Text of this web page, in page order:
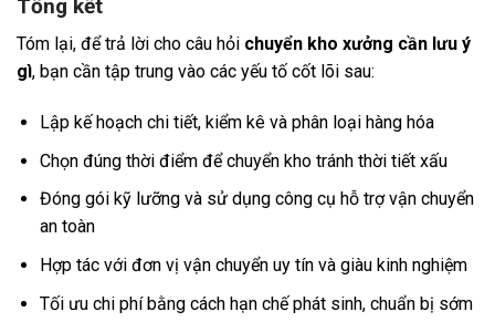
Tổng kết
Tóm lại, để trả lời cho câu hỏi chuyển kho xưởng cần lưu ý
gì, bạn cần tập trung vào các yếu tố cốt lõi sau:
Lập kế hoạch chi tiết, kiểm kê và phân loại hàng hóa
Chọn đúng thời điểm để chuyển kho tránh thời tiết xấu
Đóng gói kỹ lưỡng và sử dụng công cụ hỗ trợ vận chuyển
an toàn
Hợp tác với đơn vị vận chuyển uy tín và giàu kinh nghiệm
Tối ưu chi phí bằng cách hạn chế phát sinh, chuẩn bị sớm